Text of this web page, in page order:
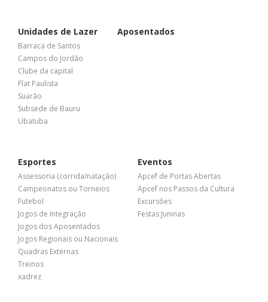
Unidades de Lazer
Barraca de Santos
Campos do Jordão
Clube da capital
Flat Paulista
Suarão
Subsede de Bauru
Ubatuba
Aposentados
Esportes
Assessoria (corrida/natação)
Campeonatos ou Torneios
Futebol
Jogos de Integração
Jogos dos Aposentados
Jogos Regionais ou Nacionais
Quadras Externas
Treinos
xadrez
Eventos
Apcef de Portas Abertas
Apcef nos Passos da Cultura
Excursões
Festas Juninas